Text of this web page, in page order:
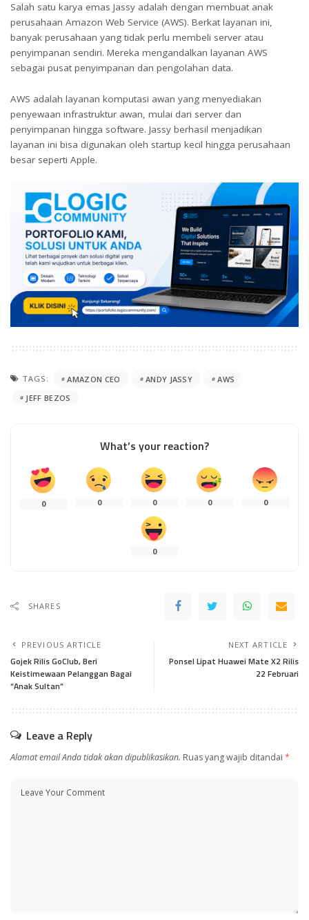
Salah satu karya emas Jassy adalah dengan membuat anak
perusahaan Amazon Web Service (AWS). Berkat layanan ini,
banyak perusahaan yang tidak perlu membeli server atau
penyimpanan sendiri. Mereka mengandalkan layanan AWS
sebagai pusat penyimpanan dan pengolahan data.
AWS adalah layanan komputasi awan yang menyediakan
penyewaan infrastruktur awan, mulai dari server dan
penyimpanan hingga software. Jassy berhasil menjadikan
layanan ini bisa digunakan oleh startup kecil hingga perusahaan
besar seperti Apple.
TAGS: AMAZON CEO ANDY JASSY
AWS
JEFF BEZOS
What’s your reaction?
0 0 0 0 0
0
SHARES
PREVIOUS ARTICLE
Gojek Rilis GoClub, Beri
Keistimewaan Pelanggan Bagai
“Anak Sultan”
NEXT ARTICLE
Ponsel Lipat Huawei Mate X2 Rilis
22 Februari
Leave a Reply
Alamat email Anda tidak akan dipublikasikan. Ruas yang wajib ditandai *